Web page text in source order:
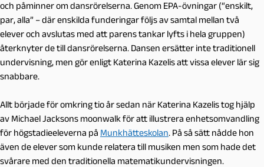
och påminner om dansrörelserna. Genom EPA-övningar (“enskilt,
par, alla” – där enskilda funderingar följs av samtal mellan två
elever och avslutas med att parens tankar lyfts i hela gruppen)
återknyter de till dansrörelserna. Dansen ersätter inte traditionell
undervisning, men gör enligt Katerina Kazelis att vissa elever lär sig
snabbare.
Allt började för omkring tio år sedan när Katerina Kazelis tog hjälp
av Michael Jacksons moonwalk för att illustrera enhetsomvandling
för högstadieeleverna på Munkhätteskolan. På så sätt nådde hon
även de elever som kunde relatera till musiken men som hade det
svårare med den traditionella matematikundervisningen.